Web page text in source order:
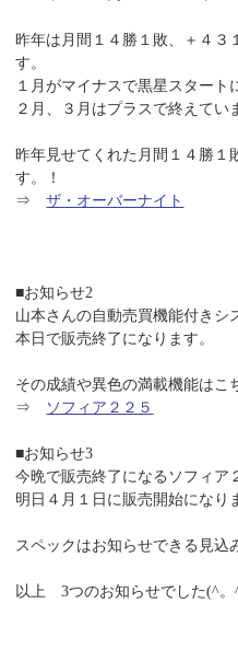
昨年は月間１４勝１敗、＋４３
す。
１月がマイナスで黒星スタート
２月、３月はプラスで終えてい
昨年見せてくれた月間１４勝１
す。！
⇒ザ・オーバーナイト
■お知らせ2
山本さんの自動売買機能付きシ
本日で販売終了になります。
その成績や異色の満載機能はこ
⇒
ソフィア２２５
■お知らせ3
今晩で販売終了になるソフィア
明日４月１日に販売開始になり
スペックはお知らせできる見込
以上 3つのお知らせでした(^。